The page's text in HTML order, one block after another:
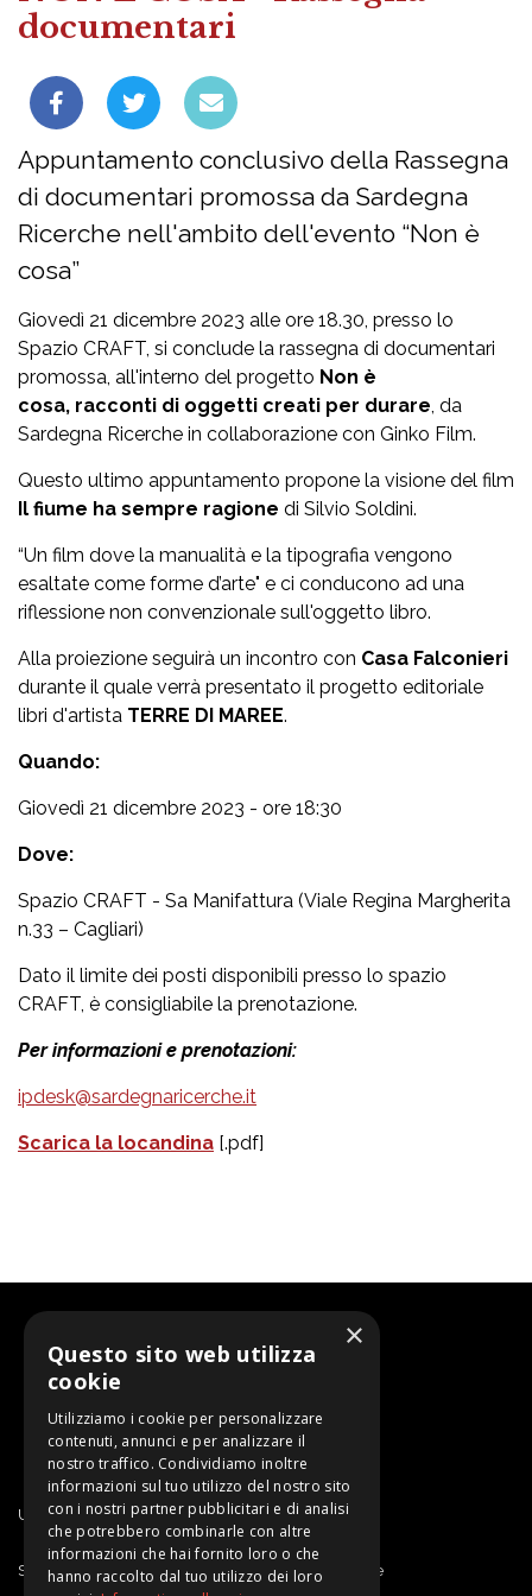
documentari
Appuntamento conclusivo della Rassegna
di documentari promossa da Sardegna
Ricerche nell'ambito dell'evento “Non è
cosa”
Giovedì 21 dicembre 2023 alle ore 18.30, presso lo
Spazio CRAFT, si conclude la rassegna di documentari
promossa, all'interno del progetto Non è
cosa, racconti di oggetti creati per durare , da
Sardegna Ricerche in collaborazione con Ginko Film.
Questo ultimo appuntamento propone la visione del film
Il fiume ha sempre ragione di Silvio Soldini.
“Un film dove la manualità e la tipografia vengono
esaltate come forme d’arte" e ci conducono ad una
riflessione non convenzionale sull'oggetto libro.
Alla proiezione seguirà un incontro con Casa Falconieri
durante il quale verrà presentato il progetto editoriale
libri d'artista TERRE DI MAREE.
Quando:
Giovedì 21 dicembre 2023 - ore 18:30
Dove:
Spazio CRAFT - Sa Manifattura (Viale Regina Margherita
n.33 – Cagliari)
Dato il limite dei posti disponibili presso lo spazio
CRAFT, è consigliabile la prenotazione.
Per informazioni e prenotazioni:
ipdesk@sardegnaricerche.it
Scarica la locandina [.pdf]
Un progetto di SARDEGNA RICERCHE
Sardegna Ricerche | Sportello Proprietà Intellettuale
×
Questo sito web utilizza
cookie
Utilizziamo i cookie per personalizzare
contenuti, annunci e per analizzare il
nostro traffico. Condividiamo inoltre
informazioni sul tuo utilizzo del nostro sito
con i nostri partner pubblicitari e di analisi
che potrebbero combinarle con altre
informazioni che hai fornito loro o che
hanno raccolto dal tuo utilizzo dei loro